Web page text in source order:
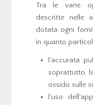
Tra le varie
descritte nelle
dotata ogni
in quanto
l'accurata
soprattutto,
ossido sulle
l'uso